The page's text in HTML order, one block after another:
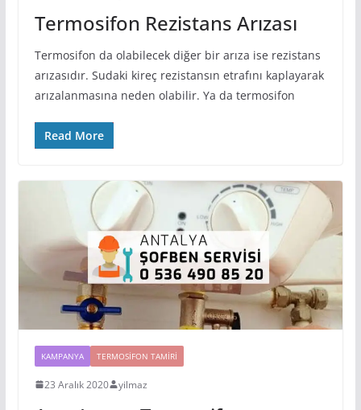
Termosifon Rezistans Arızası
Termosifon da olabilecek diğer bir arıza ise rezistans
arızasıdır. Sudaki kireç rezistansın etrafını kaplayarak
arızalanmasına neden olabilir. Ya da termosifon
Read More
KAMPANYA TERMOSIFON TAMIRI
23 Aralık 2020 yilmaz